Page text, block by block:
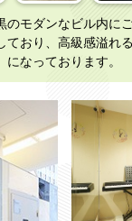
のモダンなビル内に
ており、高級感溢れ
になっております。